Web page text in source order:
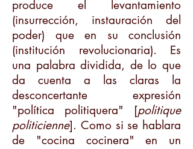
produce el levantamiento
(insurrección, instauración del
poder) que en su conclusión
(institución revolucionaria). Es
una palabra dividida, de lo que
da cuenta a las claras la
desconcertante expresión
"política politiquera" [politique
politicienne]. Como si se hablara
de "cocina cocinera" en un